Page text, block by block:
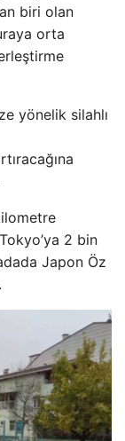
biri olan
orta
yönelik silahlı
2 bin
Japon Öz